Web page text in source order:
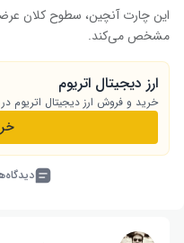
این چارت آنچین، سطوح کلان
مشخص می‌کند.
ارز دیجیتال اتریوم
خرید و فروش ارز دیجیتال اتریوم